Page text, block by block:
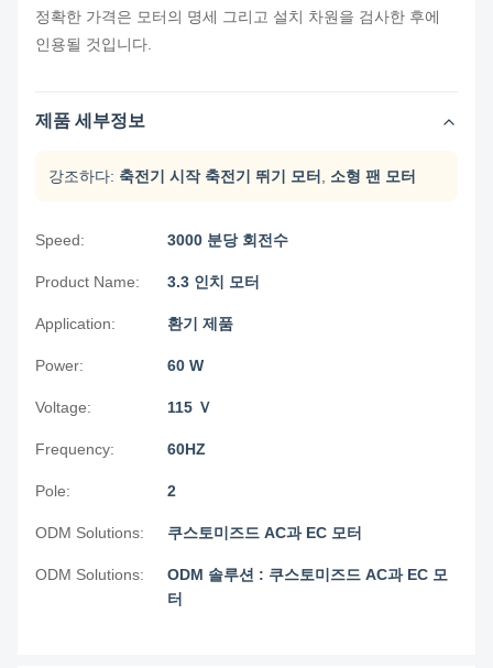
정확한 가격은 모터의 명세 그리고 설치 차원을 검사한 후에
인용될 것입니다.
제품 세부정보
강조하다: 축전기 시작 축전기 뛰기 모터 소형 팬 모터
Speed: 3000 분당 회전수
Product Name: 3.3 인치 모터
Application: 환기 제품
Power: 60 W
Voltage: 115 Ｖ
Frequency: 60HZ
Pole: 2
ODM Solutions: 쿠스토미즈드 AC과 EC 모터
ODM Solutions:
ODM 솔루션 : 쿠스토미즈드 AC과 EC 모
터